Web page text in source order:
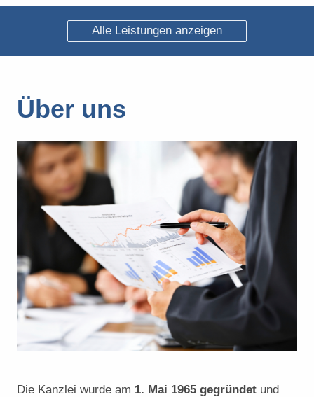
Alle Leistungen anzeigen
Über uns
Die Kanzlei wurde am 1. Mai 1965 gegründet und